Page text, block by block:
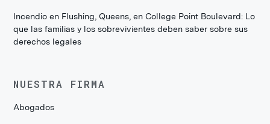
Incendio en Flushing, Queens, en College Point Boulevard: Lo
que las familias y los sobrevivientes deben saber sobre sus
derechos legales
NUESTRA FIRMA
Abogados